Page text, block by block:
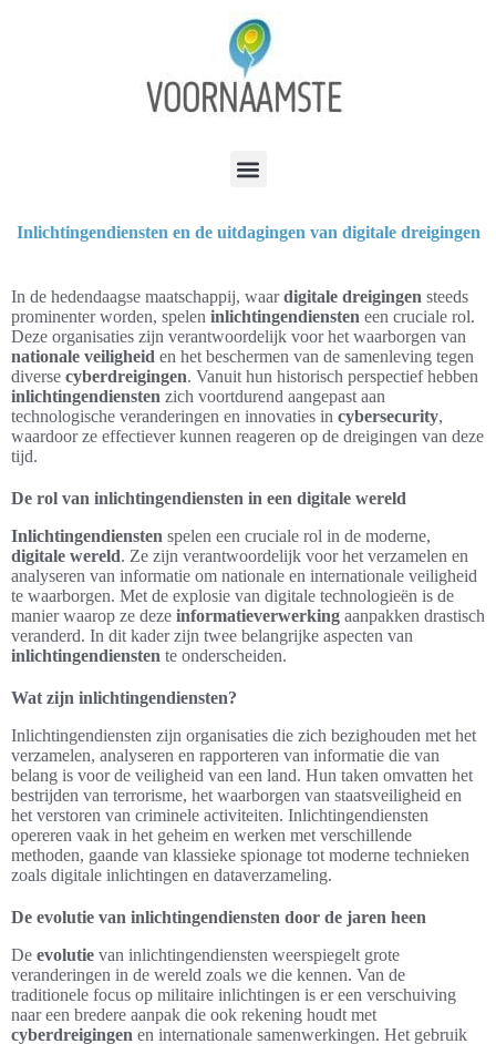
Inlichtingendiensten en de uitdagingen van digitale dreigingen
In de hedendaagse maatschappij, waardigitale dreigingen steeds
prominenter worden, spelen inlichtingendiensten een cruciale rol.
Deze organisaties zijn verantwoordelijk voor het waarborgen van
nationale veiligheid en het beschermen van de samenleving tegen
diverse cyberdreigingen. Vanuit hun historisch perspectief hebben
inlichtingendiensten zich voortdurend aangepast aan
technologische veranderingen en innovaties in cybersecurity,
waardoor ze effectiever kunnen reageren op de dreigingen van deze
tijd.
De rol van inlichtingendiensten in een digitale wereld
Inlichtingendiensten spelen een cruciale rol in de moderne,
digitale wereld. Ze zijn verantwoordelijk voor het verzamelen en
analyseren van informatie om nationale en internationale veiligheid
te waarborgen. Met de explosie van digitale technologieën is de
manier waarop ze deze informatieverwerking aanpakken drastisch
veranderd. In dit kader zijn twee belangrijke aspecten van
inlichtingendiensten te onderscheiden.
Wat zijn inlichtingendiensten?
Inlichtingendiensten zijn organisaties die zich bezighouden met het
verzamelen, analyseren en rapporteren van informatie die van
belang is voor de veiligheid van een land. Hun taken omvatten het
bestrijden van terrorisme, het waarborgen van staatsveiligheid en
het verstoren van criminele activiteiten. Inlichtingendiensten
opereren vaak in het geheim en werken met verschillende
methoden, gaande van klassieke spionage tot moderne technieken
zoals digitale inlichtingen en dataverzameling.
De evolutie van inlichtingendiensten door de jaren heen
De evolutie van inlichtingendiensten weerspiegelt grote
veranderingen in de wereld zoals we die kennen. Van de
traditionele focus op militaire inlichtingen is er een verschuiving
naar een bredere aanpak die ook rekening houdt met
cyberdreigingen en internationale samenwerkingen. Het gebruik